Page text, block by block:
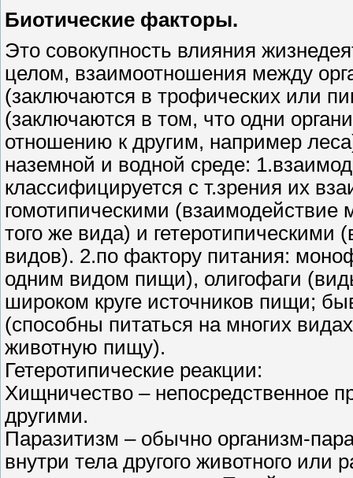
Биотические факторы.
Это совокупность влияния
целом, взаимоотношения между
(заключаются в трофических или
(заключаются в том, что одни
отношению к другим, например
наземной и водной среде:
классифицируется с т.зрения их
гомотипическими (взаимодействие
того же вида) и
видов). 2.по фактору питания:
одним видом пищи), олигофаги
широком круге источников пищи;
(способны питаться на многих
животную пищу).
Гетеротипические реакции:
Хищничество – непосредственное
другими.
Паразитизм – обычно организм-
внутри тела другого животного или